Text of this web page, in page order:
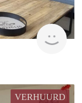
VERHUURD